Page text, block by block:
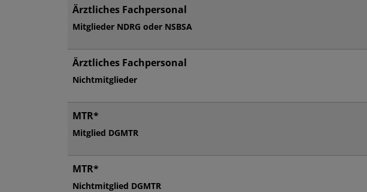
Ärztliches Fachpersonal
Mitglieder NDRG oder NSBSA
Ärztliches Fachpersonal
Nichtmitglieder
MTR*
Mitglied DGMTR
MTR*
Nichtmitglied DGMTR